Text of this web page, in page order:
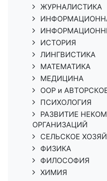
ЖУРНАЛИСТИКА
ИСТОРИЯ
ЛИНГВИСТИКА
МАТЕМАТИКА
МЕДИЦИНА
ООР и
ПСИХОЛОГИЯ
РАЗВИТИЕ
ОРГАНИЗАЦИЙ
СЕЛЬСКОЕ
ФИЗИКА
ФИЛОСОФИЯ
ХИМИЯ